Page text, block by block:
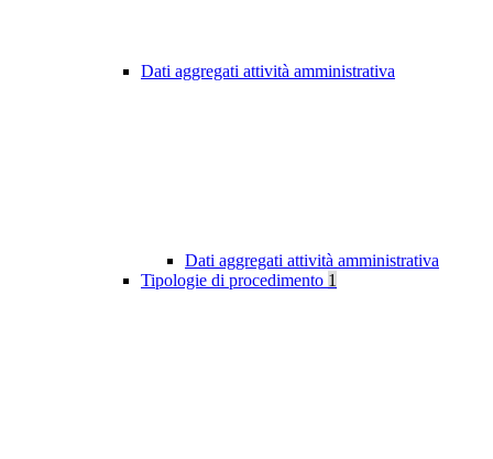
Dati aggregati attività amministrativa
Dati aggregati attività amministrativa
Tipologie di procedimento 1